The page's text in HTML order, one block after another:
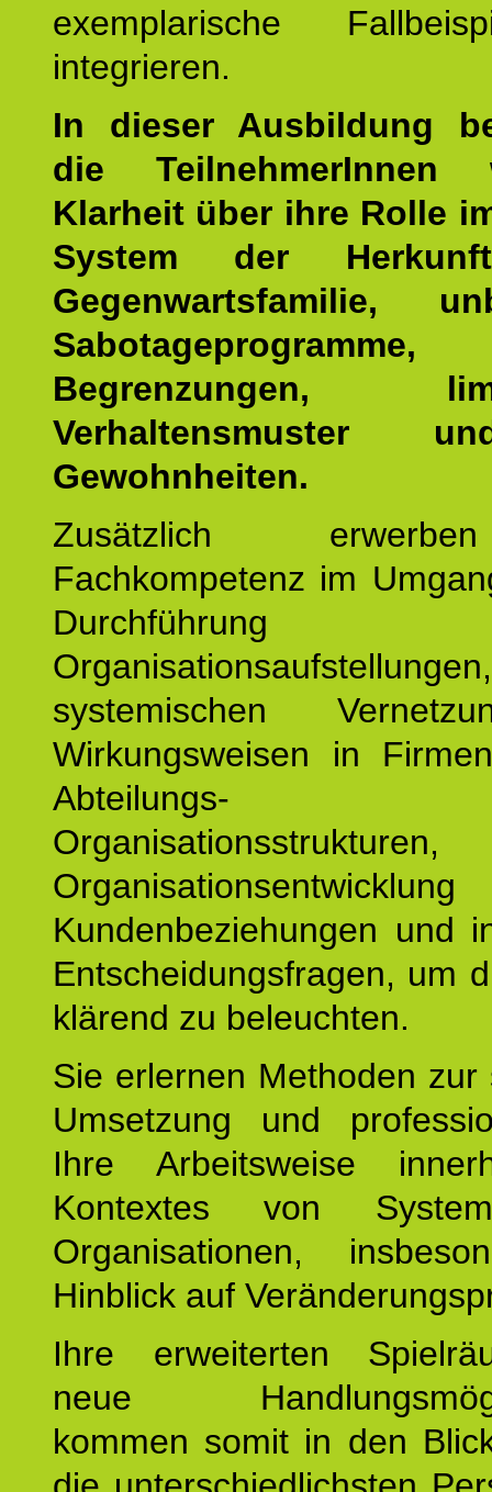
exemplarische
integrieren.
In dieser Ausbildung
die TeilnehmerInnen
Klarheit über ihre Rolle
System der
Gegenwartsfamilie,
Begrenzungen,
Verhaltensmuster
Gewohnheiten.
Zusätzlich
Fachkompetenz im
systemischen
Wirkungsweisen in
Abteilungs-
Kundenbeziehungen und
Entscheidungsfragen, um
klärend zu beleuchten.
Sie erlernen Methoden zur
Umsetzung und
Ihre Arbeitsweise
Kontextes von
Organisationen,
Hinblick auf
Ihre erweiterten
neue
kommen somit in den